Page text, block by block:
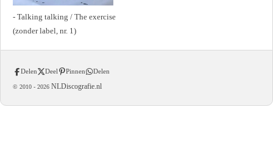
- Talking talking / The exercise
(zonder label, nr. 1)
Delen Deel Pinnen Delen
© 2010 - 2026 NLDiscografie.nl